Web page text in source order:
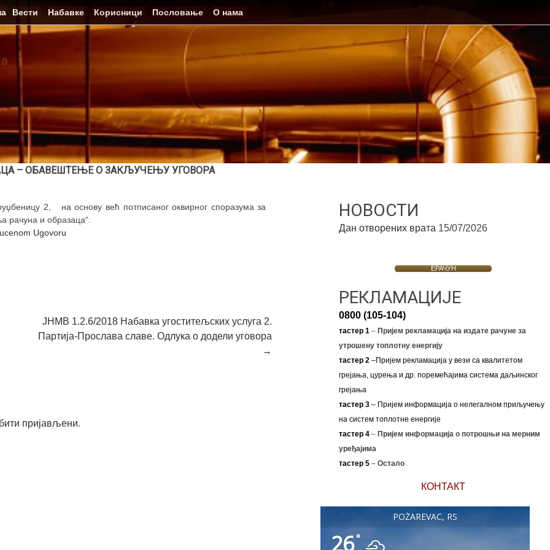
Вести Набавке Корисници Пословање О нама
– ОБАВЕШТЕЊЕ О ЗАКЉУЧЕЊУ УГОВОРА
2, на основу већ потписаног оквирног споразума за
рачуна и образаца“.
Ugovoru
ЈНМВ 1.2.6/2018 Набавка угоститељских услуга 2.
Партија-Прослава славе. Одлука о додели уговора
→
бити пријављени.
НОВОСТИ
Дан отворених врата 15/07/2026
ЕРАЧУН
РЕКЛАМАЦИЈЕ
0800 (105-104)
тастер 1–Пријем рекламација на издате рачуне за
утрошену топлотну енергију
тастер 2–Пријем рекламација у вези са квалитетом
грејања, цурења и др. поремећајима система даљинског
грејања
тастер 3– Пријем информација о нелегалном приључењу
на систем топлотне енергије
тастер 4 – Пријем информација о потрошњи на мерним
уређајима
тастер 5 – Остало
КОНТАКТ
POŽAREVAC, RS
26°